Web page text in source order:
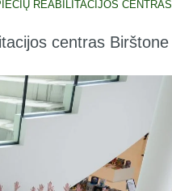
REABILITACIJOS CENTRAS
centras Birštone